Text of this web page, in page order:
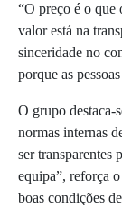
“O preço é o que
valor está na
sinceridade no
porque as
O grupo destaca-
normas internas
ser transparentes
equipa”, reforça
boas condições